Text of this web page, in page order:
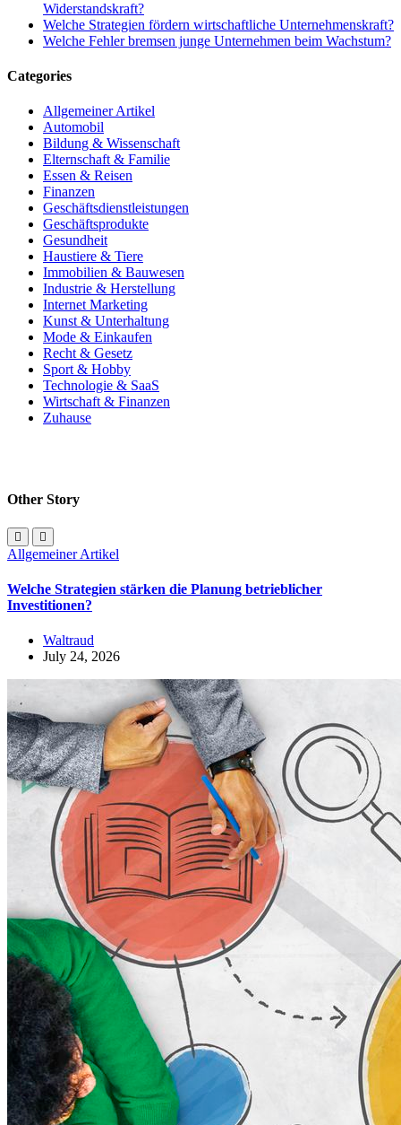
Widerstandskraft?
Welche Strategien fördern wirtschaftliche Unternehmenskraft?
Welche Fehler bremsen junge Unternehmen beim Wachstum?
Categories
Allgemeiner Artikel
Automobil
Bildung & Wissenschaft
Elternschaft & Familie
Essen & Reisen
Finanzen
Geschäftsdienstleistungen
Geschäftsprodukte
Gesundheit
Haustiere & Tiere
Immobilien & Bauwesen
Industrie & Herstellung
Internet Marketing
Kunst & Unterhaltung
Mode & Einkaufen
Recht & Gesetz
Sport & Hobby
Technologie & SaaS
Wirtschaft & Finanzen
Zuhause
Other Story
Allgemeiner Artikel
Welche Strategien stärken die Planung betrieblicher
Investitionen?
Waltraud
July 24, 2026